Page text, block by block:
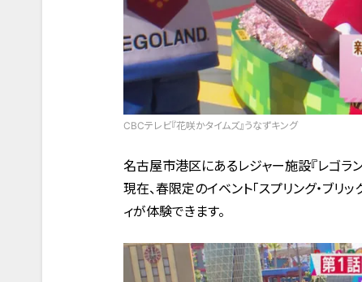
CBCテレビ『花咲かタイムズ』うなずキング
名古屋市港区にあるレジャー施設『レゴラン
現在、春限定のイベント「スプリング・ブリ
ィが体験できます。